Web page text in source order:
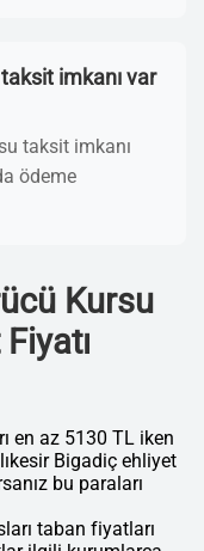
imkanı var
taksit imkanı
ödeme
Kursu
en az 5130 TL iken
Bigadiç ehliyet
bu paraları
taban fiyatları